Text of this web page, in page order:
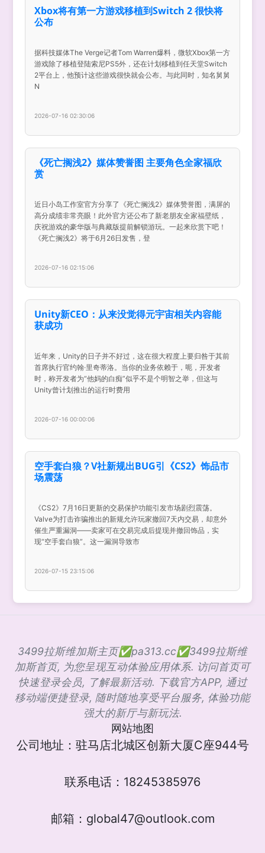
Xbox将有第一方游戏移植到Switch 2 很快将
公布
据科技媒体The Verge记者Tom Warren爆料，微软Xbox第一方
游戏除了移植登陆索尼PS5外，还在计划移植到任天堂Switch
2平台上，他预计这些游戏很快就会公布。与此同时，知名舅舅
N
2026-07-16 02:30:06
《死亡搁浅2》媒体赞誉图 主要角色全家福欣
赏
近日小岛工作室官方分享了《死亡搁浅2》媒体赞誉图，满屏的
高分成绩非常亮眼！此外官方还公布了新老朋友全家福壁纸，
庆祝游戏的豪华版与典藏版提前解锁游玩。一起来欣赏下吧！
《死亡搁浅2》将于6月26日发售，登
2026-07-16 02:15:06
Unity新CEO：从来没觉得元宇宙相关内容能
获成功
近年来，Unity的日子并不好过，这在很大程度上要归咎于其前
首席执行官约翰·里奇蒂洛。当你的业务依赖于，呃，开发者
时，称开发者为“他妈的白痴”似乎不是个明智之举，但这与
Unity曾计划推出的运行时费用
2026-07-16 00:00:06
空手套白狼？V社新规出BUG引《CS2》饰品市
场震荡
《CS2》7月16日更新的交易保护功能引发市场剧烈震荡。
Valve为打击诈骗推出的新规允许玩家撤回7天内交易，却意外
催生严重漏洞——卖家可在交易完成后提现并撤回饰品，实
现“空手套白狼”。这一漏洞导致市
2026-07-15 23:15:06
3499拉斯维加斯主页✅pa313.cc✅3499拉斯维
加斯首页, 为您呈现互动体验应用体系. 访问首页可
快速登录会员, 了解最新活动. 下载官方APP, 通过
移动端便捷登录, 随时随地享受平台服务, 体验功能
强大的新厅与新玩法.
网站地图
公司地址：驻马店北城区创新大厦C座944号
联系电话：18245385976
邮箱：global47@outlook.com